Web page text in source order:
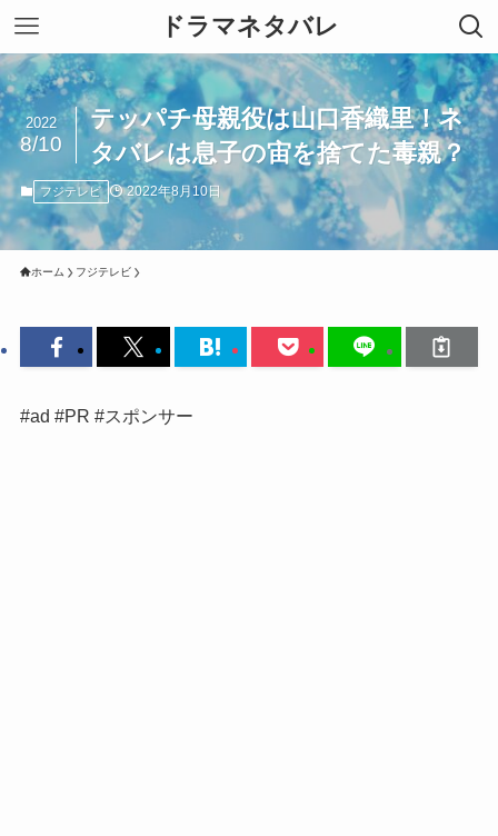
ドラマネタバレ
テッパチ母親役は山口香織里！ネ
タバレは息子の宙を捨てた毒親？
2022
8/10
フジテレビ 2022年8月10日
ホーム フジテレビ
#ad #PR #スポンサー